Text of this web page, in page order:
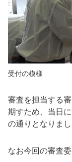
受付の模様
審査を担当する
期すため、当日
の通りとなりまし
なお今回の審査